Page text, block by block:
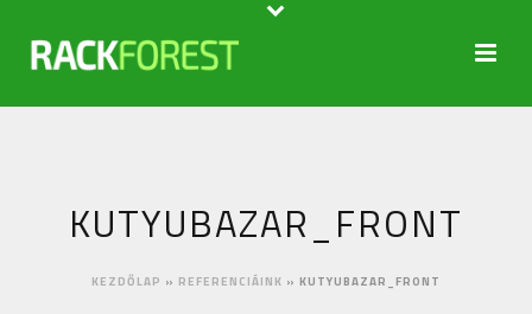
KUTYUBAZAR_FRONT
KEZDŐLAP » REFERENCIÁINK » KUTYUBAZAR_FRONT